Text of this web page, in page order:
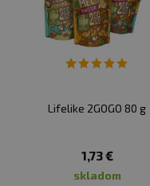
✅ AKÉ VYBRAŤ
Orieškový krém s
masla a čokolády, čo
ich chuť a sladkosť.
zo supermarketu..
Lifelike 2GOGO 80 g
1,73 €
skladom